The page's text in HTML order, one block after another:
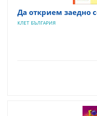
Да открием заедно
КЛЕТ БЪЛГАРИЯ